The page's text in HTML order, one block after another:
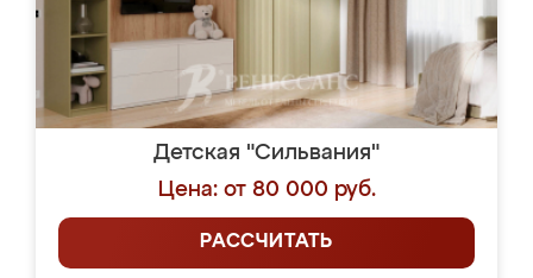
Детская "Сильвания"
Цена: от 80 000 руб.
РАССЧИТАТЬ